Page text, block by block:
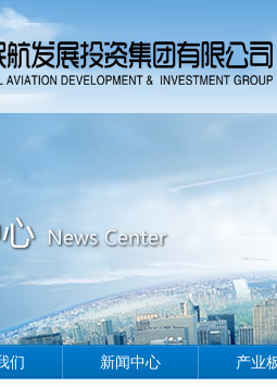
习中心组举行集体...
习中心组举行集体...
们 新闻中心 产业